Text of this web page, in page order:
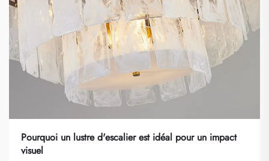
Pourquoi un lustre d'escalier est idéal pour un impact
visuel